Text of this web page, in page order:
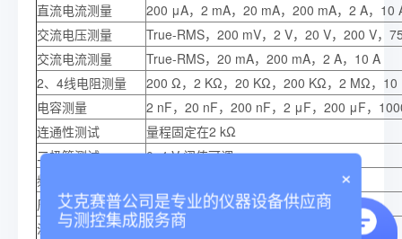
直流电流测量
200 μA，2 mA，20 mA，200 mA，2 A，10
交流电压测量
True-RMS，200 mV，2 V，20 V，200 V，
交流电流测量
True-RMS，20 mA，200 mA，2 A，10 A
2、4线电阻测量
200 Ω，2 KΩ，20 KΩ，200 KΩ，2 MΩ，
电容测量
2 nF，20 nF，200 nF，2 μF，200 μF，
连通性测试
量程固定在2 kΩ
二极管测试
0~4 V 阈值可调
频率测试
周期测试
1 μs~0.05 s
温度测量
支持热电偶，热电阻温度传感器
×
艾克赛普公司是专业的仪器设备供应商
与测控集成服务商